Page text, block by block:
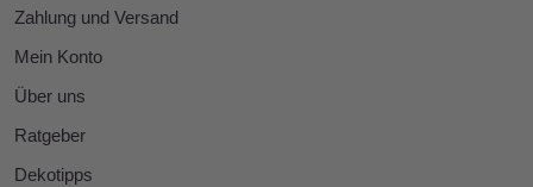
Zahlung und Versand
Mein Konto
Über uns
Ratgeber
Dekotipps